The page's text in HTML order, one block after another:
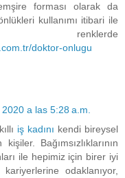
forması olarak da
kullanımı itibari ile
doktor-onlugu
a las 5:28 a.m.
iş kadını kendi bireysel
Bağımsızlıklarının
ile hepimiz için birer iyi
odaklanıyor,